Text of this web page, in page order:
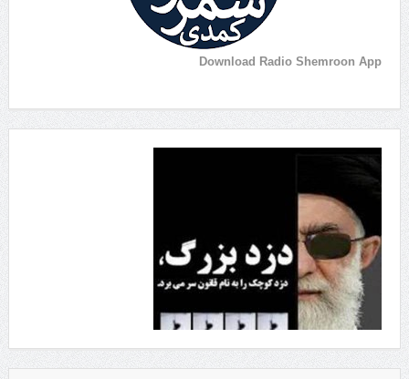
Download Radio Shemroon App